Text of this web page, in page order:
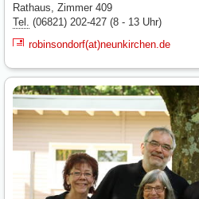
Rathaus, Zimmer 409
Tel. (06821) 202-427 (8 - 13 Uhr)
robinsondorf(at)neunkirchen.de